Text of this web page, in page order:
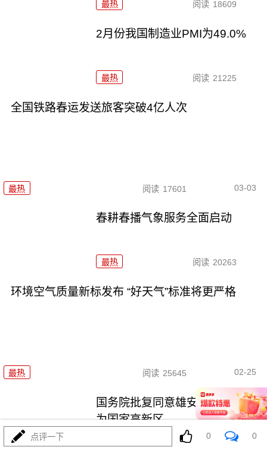
最热 阅读 18609
2月份我国制造业PMI为49.0%
最热 阅读 21225
全国铁路春运发送旅客突破4亿人次
最热 阅读 17601 03-03
春耕春播气象服务全面启动
最热 阅读 20263
环境空气质量新标发布 “好天气”标准将更严格
最热 阅读 25645 02-25
国务院批复同意雄安高新区升级
为国家高新区
最热
点评一下 0 0